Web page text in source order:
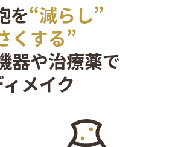
を“減らし”
くする”
器や治療薬で
メイク